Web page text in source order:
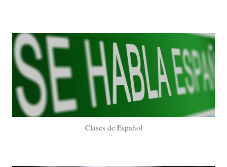
Clases de Español